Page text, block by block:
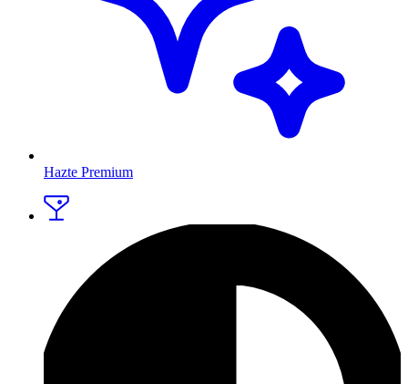
Hazte Premium